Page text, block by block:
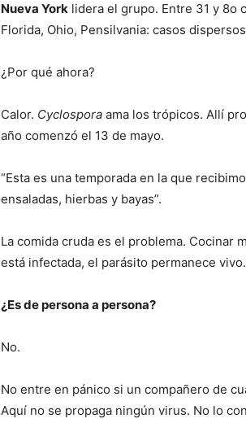
Nueva York lidera el grupo. Entre 31 y 8o
Florida, Ohio, Pensilvania: casos
¿Por qué ahora?
Calor. Cyclospora ama los trópicos. Allí
año comenzó el 13 de mayo.
“Esta es una temporada en la que
ensaladas, hierbas y bayas”.
La comida cruda es el problema. Cocinar
está infectada, el parásito permanece vivo.
¿Es de persona a persona?
No.
No entre en pánico si un compañero de
Aquí no se propaga ningún virus. No lo